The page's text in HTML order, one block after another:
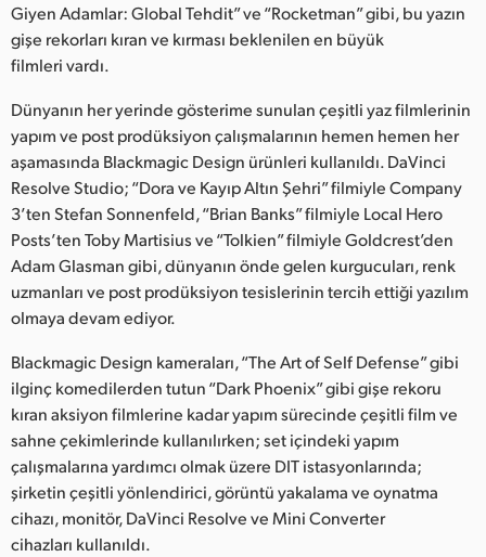
Mexico
Malaysia
Netherlands
New Zealand
Norway
Poland
Portugal
South Africa
Spain
Sweden
Chinese Taipei
Giyen Adamlar: Global Tehdit” ve “Rocketman” gibi, bu yazın
gişe rekorları kıran ve kırması beklenilen en büyük
filmleri vardı.
Dünyanın her yerinde gösterime sunulan çeşitli yaz filmlerinin
yapım ve post prodüksiyon çalışmalarının hemen hemen her
aşamasında Blackmagic Design ürünleri kullanıldı. DaVinci
Resolve Studio; “Dora ve Kayıp Altın Şehri” filmiyle Company
3’ten Stefan Sonnenfeld, “Brian Banks” filmiyle Local Hero
Posts’ten Toby Martisius ve “Tolkien” filmiyle Goldcrest’den
Adam Glasman gibi, dünyanın önde gelen kurgucuları, renk
uzmanları ve post prodüksiyon tesislerinin tercih ettiği yazılım
olmaya devam ediyor.
Blackmagic Design kameraları, “The Art of Self Defense” gibi
ilginç komedilerden tutun “Dark Phoenix” gibi gişe rekoru
kıran aksiyon filmlerine kadar yapım sürecinde çeşitli film ve
sahne çekimlerinde kullanılırken; set içindeki yapım
çalışmalarına yardımcı olmak üzere DIT istasyonlarında;
şirketin çeşitli yönlendirici, görüntü yakalama ve oynatma
cihazı, monitör, DaVinci Resolve ve Mini Converter
cihazları kullanıldı.